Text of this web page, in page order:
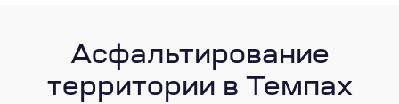
Асфальтирование
территории в Темпах